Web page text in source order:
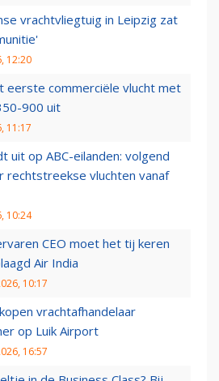
vrachtvliegtuig in Leipzig zat
12:20
eerste commerciële vlucht met
900 uit
11:17
uit op ABC-eilanden: volgend
rechtstreekse vluchten vanaf
10:24
CEO moet het tij keren
Air India
10:17
vrachtafhandelaar
op Luik Airport
16:57